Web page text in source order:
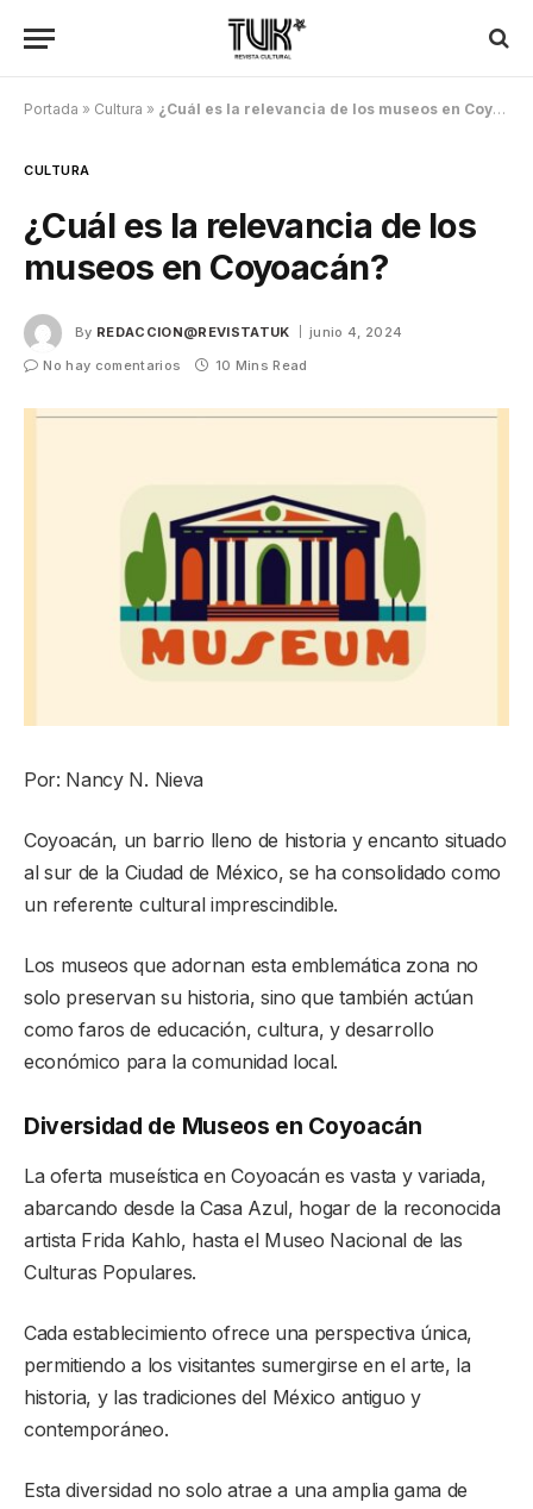
Portada » Cultura » ¿Cuál es la relevancia de los museos en Coyoacán?
CULTURA
¿Cuál es la relevancia de los
museos en Coyoacán?
By REDACCION@REVISTATUK
junio 4, 2024
No hay comentarios
10 Mins Read
Por: Nancy N. Nieva
Coyoacán, un barrio lleno de historia y encanto situado
al sur de la Ciudad de México, se ha consolidado como
un referente cultural imprescindible.
Los museos que adornan esta emblemática zona no
solo preservan su historia, sino que también actúan
como faros de educación, cultura, y desarrollo
económico para la comunidad local.
Diversidad de Museos en Coyoacán
La oferta museística en Coyoacán es vasta y variada,
abarcando desde la Casa Azul, hogar de la reconocida
artista Frida Kahlo, hasta el Museo Nacional de las
Culturas Populares.
Cada establecimiento ofrece una perspectiva única,
permitiendo a los visitantes sumergirse en el arte, la
historia, y las tradiciones del México antiguo y
contemporáneo.
Esta diversidad no solo atrae a una amplia gama de